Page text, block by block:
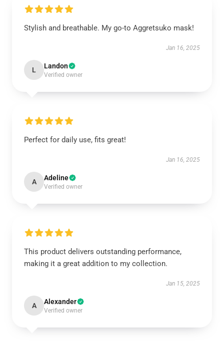
Stylish and breathable. My go-to Aggretsuko mask!
Jan 16, 2025
L Landon
Verified owner
Perfect for daily use, fits great!
Jan 16, 2025
A Adeline
Verified owner
This product delivers outstanding performance,
making it a great addition to my collection.
Jan 15, 2025
A Alexander
Verified owner